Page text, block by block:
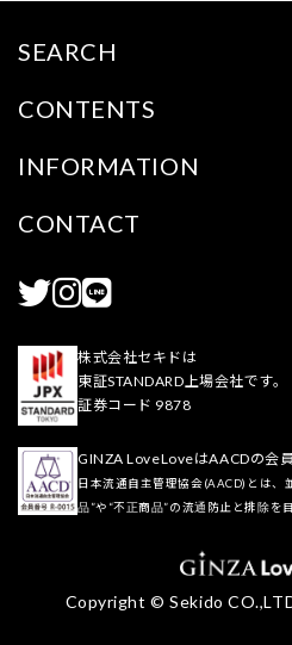
SEARCH
CONTENTS
INFORMATION
CONTACT
株式会社セキドは
東証STANDARD上場会社です。
証券コード 9878
GINZA LoveLoveはAACDの会員
日本流通自主管理協会(AACD)とは、
品”や“不正商品”の流通防止と排除を
Copyright © Sekido